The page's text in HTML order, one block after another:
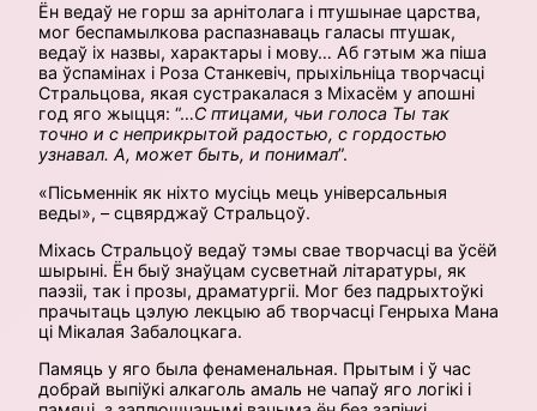
Ён ведаў не горш за арнітолага і птушынае царства,
мог беспамылкова распазнаваць галасы птушак,
ведаў іх назвы, характары і мову… Аб гэтым жа піша
ва ўспамінах і Роза Станкевіч, прыхільніца творчасці
Стральцова, якая сустракалася з Міхасём у апошні
год яго жыцця: “…С птицами, чьи голоса Ты так
точно и с неприкрытой радостью, с гордостью
узнавал. А, может быть, и понимал”.
«Пісьменнік як ніхто мусіць мець універсальныя
веды», – сцвярджаў Стральцоў.
Міхась Стральцоў ведаў тэмы свае творчасці ва ўсёй
шырыні. Ён быў знаўцам сусветнай літаратуры, як
паэзіі, так і прозы, драматургіі. Мог без падрыхтоўкі
прачытаць цэлую лекцыю аб творчасці Генрыха Мана
ці Мікалая Забалоцкага.
Памяць у яго была фенаменальная. Прытым і ў час
добрай выпіўкі алкаголь амаль не чапаў яго логікі і